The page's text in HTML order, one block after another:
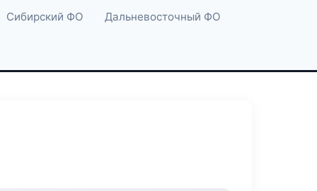
Сибирский ФО Дальневосточный ФО